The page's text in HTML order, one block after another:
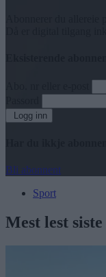
Logg inn
Bli abonnent
Sport
Mest lest